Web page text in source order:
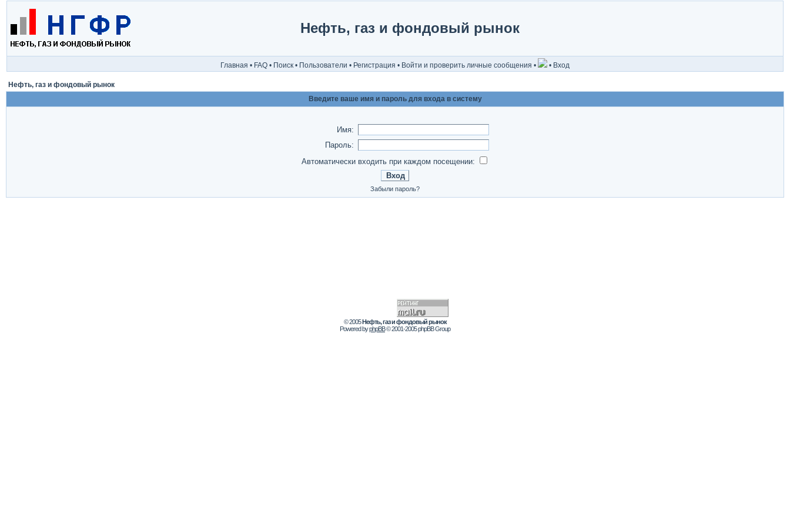
Нефть, газ и фондовый рынок
Главная • FAQ • Поиск • Пользователи • Регистрация • Войти и проверить личные сообщения • • Вход
Нефть, газ и фондовый рынок
Введите ваше имя и пароль для входа в систему
Имя:
Пароль:
Автоматически входить при каждом посещении:
Забыли пароль?
© 2005Нефть, газ и фондовый рынок
Powered byphpBB© 2001-2005 phpBB Group